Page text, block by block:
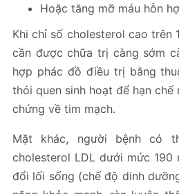
Hoặc tăng mỡ máu hỗn
Khi chỉ số cholesterol cao trên
cần được chữa trị càng sớm
hợp phác đồ điều trị bằng
thói quen sinh hoạt để hạn
chứng về tim mạch.
Mặt khác, người bệnh có
cholesterol LDL dưới mức 190
đổi lối sống (chế độ dinh